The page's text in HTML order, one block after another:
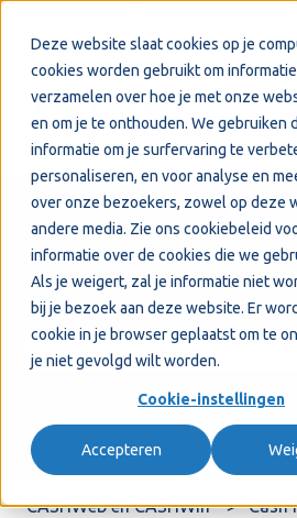
Deze website slaat cookies op je
cookies worden gebruikt om
verzamelen over hoe je met onze
en om je te onthouden. We gebruiken
informatie om je surfervaring te
personaliseren, en voor analyse en
over onze bezoekers, zowel op deze
andere media. Zie ons cookiebeleid
informatie over de cookies die we
Als je weigert, zal je informatie niet
bij je bezoek aan deze website. Er
cookie in je browser geplaatst om te
je niet gevolgd wilt worden.
Cookie-instellingen
Accepteren
Welkom! Hoe kunnen
CASHWeb en CASHWin Cash